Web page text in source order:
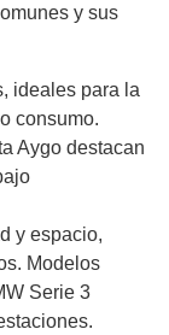
y sus
ideales para la
consumo.
Aygo destacan
y espacio,
Modelos
Serie 3